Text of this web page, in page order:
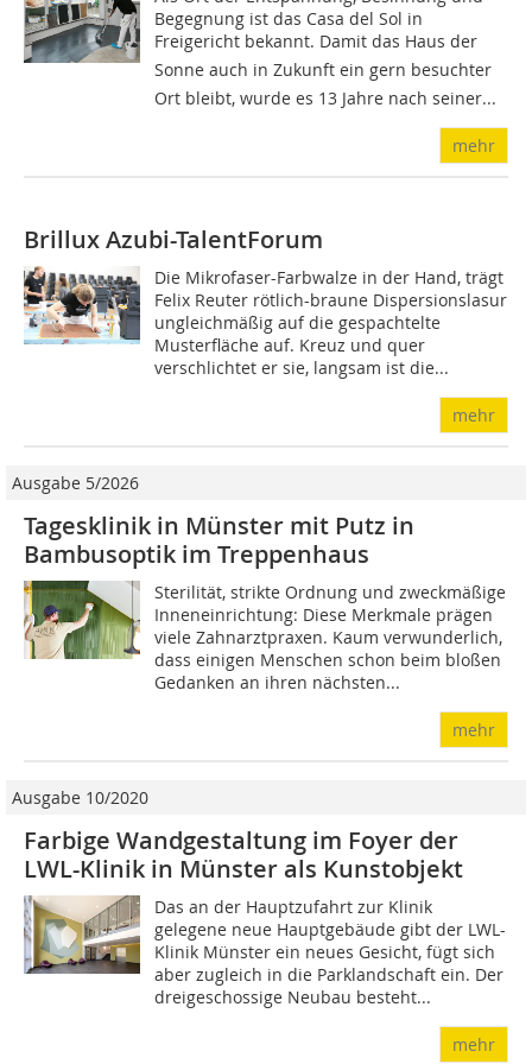
Begegnung ist das Casa del Sol in
Freigericht bekannt. Damit das Haus der
Sonne auch in Zukunft ein gern besuchter
Ort bleibt, wurde es 13 Jahre nach seiner...
mehr
Brillux Azubi-TalentForum
Die Mikrofaser-Farbwalze in der Hand, trägt
Felix Reuter rötlich-braune Dispersionslasur
ungleichmäßig auf die gespachtelte
Musterfläche auf. Kreuz und quer
verschlichtet er sie, langsam ist die...
mehr
Ausgabe 5/2026
Tagesklinik in Münster mit Putz in
Bambusoptik im Treppenhaus
Sterilität, strikte Ordnung und zweckmäßige
Inneneinrichtung: Diese Merkmale prägen
viele Zahnarztpraxen. Kaum verwunderlich,
dass einigen Menschen schon beim bloßen
Gedanken an ihren nächsten...
mehr
Ausgabe 10/2020
Farbige Wandgestaltung im Foyer der
LWL-Klinik in Münster als Kunstobjekt
Das an der Hauptzufahrt zur Klinik
gelegene neue Hauptgebäude gibt der LWL-
Klinik Münster ein neues Gesicht, fügt sich
aber zugleich in die Parklandschaft ein. Der
dreigeschossige Neubau besteht...
mehr